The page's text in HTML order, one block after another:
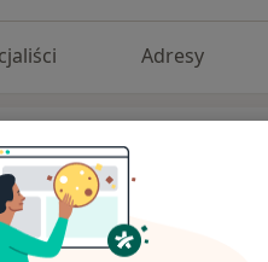
Adresy
Buszkiewicz